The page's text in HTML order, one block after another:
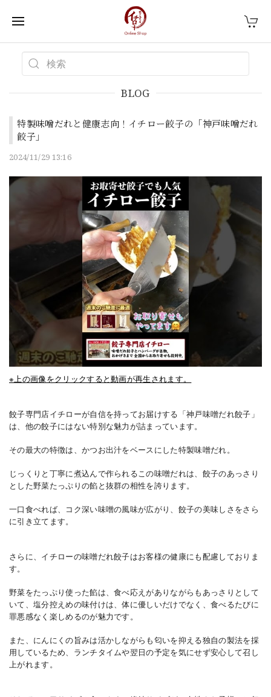
BLOG
特製味噌だれと健康志向！イチロー餃子の「神戸味噌だれ
餃子」
2024/11/29 13:16
※上の画像をクリックすると動画が再生されます。
餃子専門店イチローが自信を持ってお届けする「神戸味噌だれ餃子」
は、他の餃子にはない特別な魅力が詰まっています。
その最大の特徴は、かつお出汁をベースにした特製味噌だれ。
じっくりと丁寧に煮込んで作られるこの味噌だれは、餃子のあっさり
とした野菜たっぷりの餡と抜群の相性を誇ります。
一口食べれば、コク深い味噌の風味が広がり、餃子の美味しさをさら
に引き立てます。
さらに、イチローの味噌だれ餃子はお客様の健康にも配慮しておりま
す。
野菜をたっぷり使った餡は、食べ応えがありながらもあっさりとして
いて、塩分控えめの味付けは、体に優しいだけでなく、食べるたびに
罪悪感なく楽しめるのが魅力です。
また、にんにくの旨みは活かしながらも匂いを抑える独自の製法を採
用しているため、ランチタイムや翌日の予定を気にせず安心して召し
上がれます。